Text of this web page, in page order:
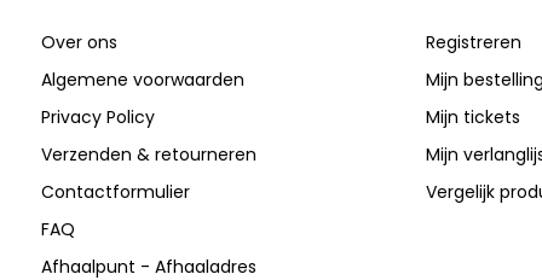
Over ons
Algemene voorwaarden
Privacy Policy
Verzenden & retourneren
Contactformulier
FAQ
Afhaalpunt - Afhaaladres
Registreren
Mijn
Mijn tickets
Mijn
Vergelijk